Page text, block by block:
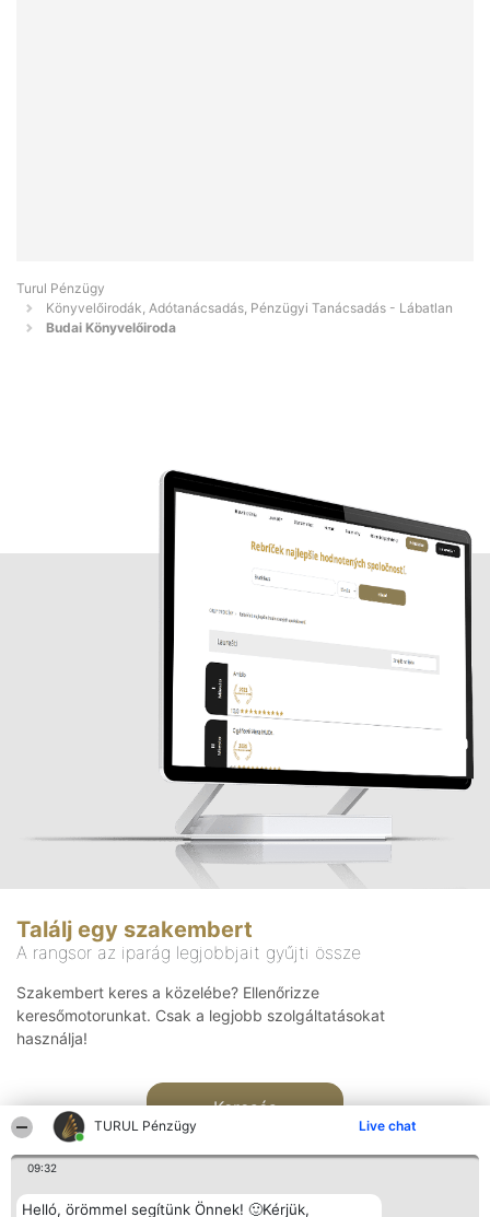
TURUL Pénzügy Live chat
09:32
Helló, örömmel segítünk Önnek! 🙂Kérjük,
Turul Pénzügy
Könyvelőirodák, Adótanácsadás, Pénzügyi Tanácsadás - Lábatlan
Budai Könyvelőiroda
Találj egy szakembert
A rangsor az iparág legjobbjait gyűjti össze
Szakembert keres a közelébe? Ellenőrizze
keresőmotorunkat. Csak a legjobb szolgáltatásokat
használja!
Keresés